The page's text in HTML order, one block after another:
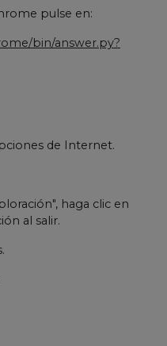
pulse en:
bin/answer.py?
de Internet.
haga clic en
al salir.